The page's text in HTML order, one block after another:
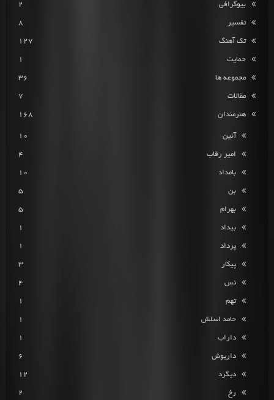
بیوگرافی 2
تفسیر 8
تک آهنگ 127
حمایت 1
مجموعه ها 36
مقالات 7
هنرمندان 168
آئین 10
امیر رقاب 4
بامداد 10
بن 5
بهرام 5
بیداد 1
پرداد 1
پیکار 3
تس 4
تهم 1
حامد اسلش 1
داراب 1
داریوش 6
دیگرد 12
رخ 2